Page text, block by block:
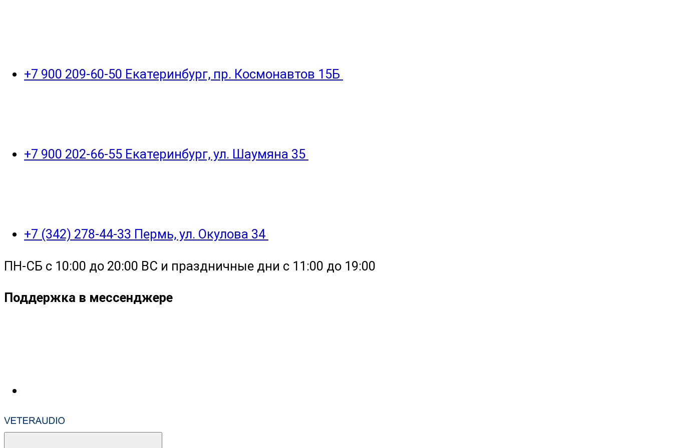
+7 900 209-60-50 Екатеринбург, пр. Космонавтов 15Б
+7 900 202-66-55 Екатеринбург, ул. Шаумяна 35
+7 (342) 278-44-33 Пермь, ул. Окулова 34
ПН-СБ с 10:00 до 20:00 ВС и праздничные дни с 11:00 до 19:00
Поддержка в мессенджере